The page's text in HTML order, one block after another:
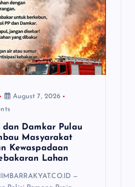
August 7, 2026
dan Damkar Pulau
Masyarakat
Kewaspadaan
Lahan
—